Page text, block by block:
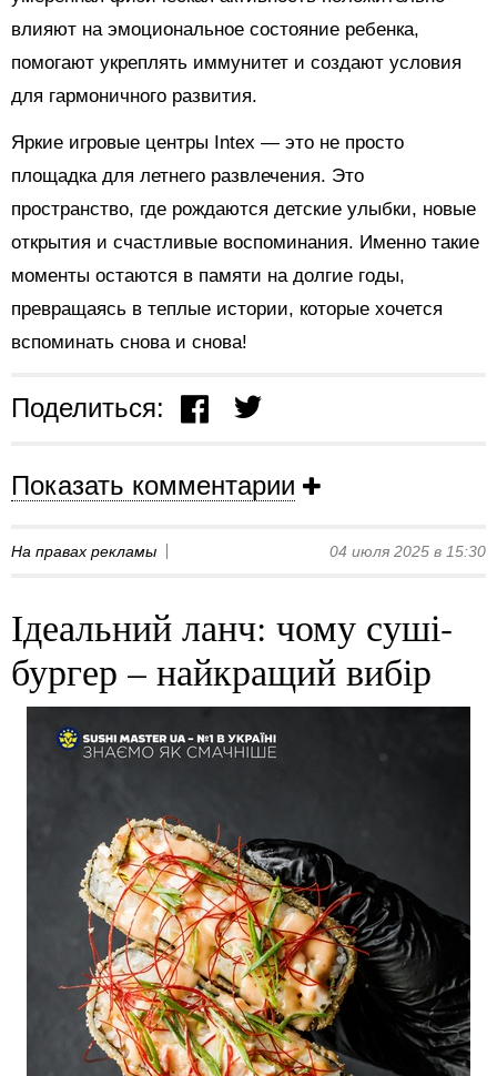
влияют на эмоциональное состояние ребенка,
помогают укреплять иммунитет и создают условия
для гармоничного развития.
Яркие игровые центры Intex — это не просто
площадка для летнего развлечения. Это
пространство, где рождаются детские улыбки, новые
открытия и счастливые воспоминания. Именно такие
моменты остаются в памяти на долгие годы,
превращаясь в теплые истории, которые хочется
вспоминать снова и снова!
Поделиться:
Показать комментарии
На правах рекламы 04 июля 2025 в 15:30
Ідеальний ланч: чому суші-
бургер – найкращий вибір